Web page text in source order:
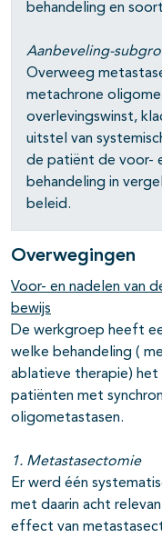
behandeling en
Aanbeveling-
Overweeg
metachrone
overlevingswinst,
uitstel van
de patiënt de voor-
behandeling in
beleid.
Overwegingen
Voor- en nadelen van
bewijs
De werkgroep heeft
welke behandeling (
ablatieve therapie)
patiënten met
oligometastasen.
1. Metastasectomie
Er werd één
met daarin acht
effect van